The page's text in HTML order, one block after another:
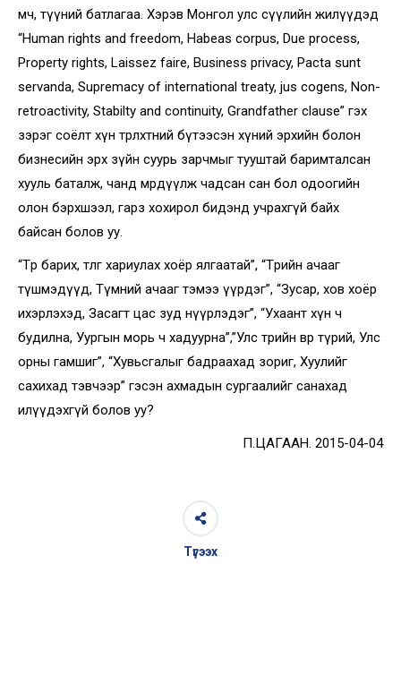
өмч, түүний батлагаа. Хэрэв Монгол улс сүүлийн жилүүдэд
“Human rights and freedom, Habeas corpus, Due process,
Property rights, Laissez faire, Business privacy, Pacta sunt
servanda, Supremacy of international treaty, jus cogens, Non-
retroactivity, Stabilty and continuity, Grandfather clause” гэх
зэрэг соёлт хүн төрөлхтөний бүтээсэн хүний эрхийн болон
бизнесийн эрх зүйн суурь зарчмыг тууштай баримталсан
хууль баталж, чанд мөрдүүлж чадсан сан бол одоогийн
олон бэрхшээл, гарз хохирол бидэнд учрахгүй байх
байсан болов уу.
“Төр барих, төлөг хариулах хоёр ялгаатай”, “Төрийн ачааг
түшмэдүүд, Түмний ачааг тэмээ үүрдэг”, “Зусар, хов хоёр
ихэрлэхэд, Засагт цас зуд нүүрлэдэг”, “Ухаант хүн ч
будилна, Уургын морь ч хадуурна”,”Улс төрийн өвөр түрий, Улс
орны гамшиг”, “Хувьсгалыг бадраахад зориг, Хуулийг
сахихад тэвчээр” гэсэн ахмадын сургаалийг санахад
илүүдэхгүй болов уу?
П.ЦАГААН. 2015-04-04
Түгээх